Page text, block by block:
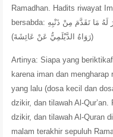
Ramadhan. Hadits riwayat
bersabda: لَهُ مَا تَقَدَّمَ مِنْ ذَنْبِهِ
(رَوَاهُ الدَّيْلَمِيُّ عَنْ عَائِشَةَ)
Artinya: Siapa yang
karena iman dan
yang lalu (dosa kecil dan
dzikir, dan tilawah Al-
dzikir, dan tilawah Al-Quran
malam terakhir sepuluh